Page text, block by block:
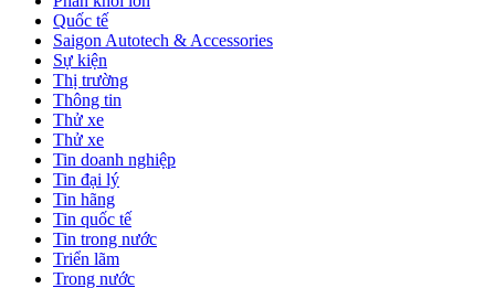
Quốc tế
Saigon Autotech & Accessories
Sự kiện
Thị trường
Thông tin
Thử xe
Thử xe
Tin doanh nghiệp
Tin đại lý
Tin hãng
Tin quốc tế
Tin trong nước
Triển lãm
Trong nước